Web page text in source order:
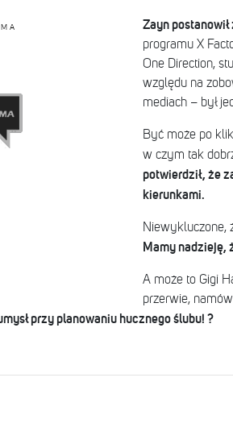
Zayn
programu X
One Direction,
względu na
mediach – był
Być może po
w czym tak
potwierdził, że
kierunkami.
Niewykluczone,
Mamy nadzieję,
A może to Gigi
przerwie,
przy planowaniu hucznego ślubu! ?